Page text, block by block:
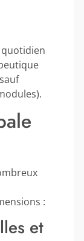
:
et